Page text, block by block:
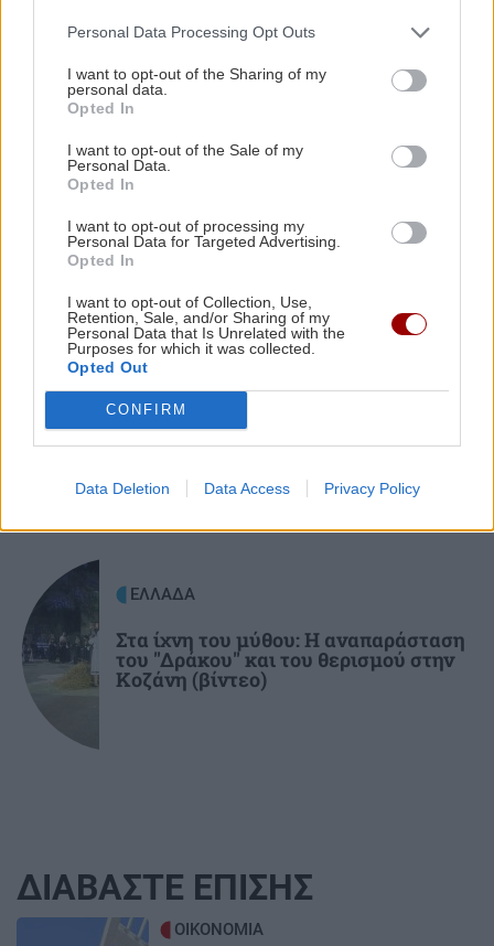
Personal Data Processing Opt Outs
I want to opt-out of the Sharing of my
personal data.
Opted In
I want to opt-out of the Sale of my
Personal Data.
Opted In
I want to opt-out of processing my
Personal Data for Targeted Advertising.
Opted In
I want to opt-out of Collection, Use,
Retention, Sale, and/or Sharing of my
Personal Data that Is Unrelated with the
Purposes for which it was collected.
Opted Out
CONFIRM
Data Deletion Data Access Privacy Policy
Μπούρτζι
21:10
ΠΕΡΙΣΣΟΤΕΡΑ
Οδυσσέας και ο Πίτερ Πάρκερ άλλαξαν τη
μυθολογία
21:00
GOSSIP - LIFESTYLE
Μπούκη: «"Βασανίζω" τον Αντώνη Σρόιτερ 15
καλοκαίρια»
ΚΡΗΤΗ
Από τη Μίλατο στα Ανώγεια: Μια
αυγουστιάτικη πεζοπορία γεμάτη θάλασσα,
ιστορία και ένα μαγικό ηλιοβασίλεμα!
ΑΕΚ: Φιλική τεσσάρα στην Καλλιθέα
πριν το Σούπερ Καπ με τον ΟΦΗ
GOSSIP - LIFESTYLE
Ριφιφί: Η σειρά του Σωτήρη
Τσαφούλια έρχεται στην ελεύθερη
τηλεόραση
ΕΛΛΑΔΑ
Στα ίχνη του μύθου: Η αναπαράσταση
του "Δράκου" και του θερισμού στην
Κοζάνη (βίντεο)
ΔΙΑΒΑΣΤΕ ΕΠΙΣΗΣ
ΟΙΚΟΝΟΜΙΑ